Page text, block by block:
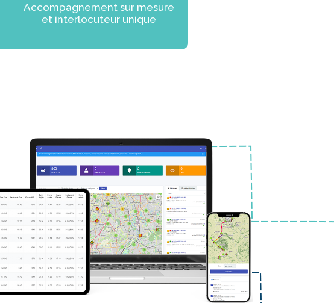
Accompagnement sur mesure
et interlocuteur unique